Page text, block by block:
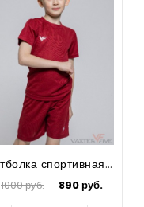
Футболка спортивная для футбола Prima
1000 руб. 890 руб.